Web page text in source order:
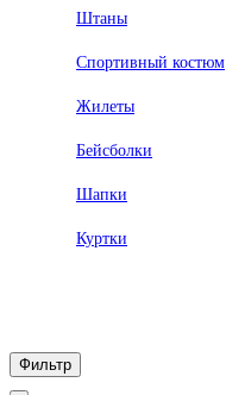
Штаны
Спортивный костюм
Жилеты
Бейсболки
Шапки
Куртки
Фильтр